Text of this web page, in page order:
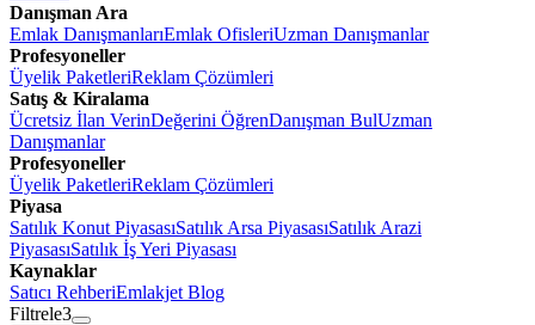
Danışman Ara
Emlak DanışmanlarıEmlak OfisleriUzman Danışmanlar
Profesyoneller
Üyelik PaketleriReklam Çözümleri
Satış & Kiralama
Ücretsiz İlan VerinDeğerini ÖğrenDanışman BulUzman
Danışmanlar
Profesyoneller
Üyelik PaketleriReklam Çözümleri
Piyasa
Satılık Konut PiyasasıSatılık Arsa PiyasasıSatılık Arazi
PiyasasıSatılık İş Yeri Piyasası
Kaynaklar
Satıcı RehberiEmlakjet Blog
Filtrele3